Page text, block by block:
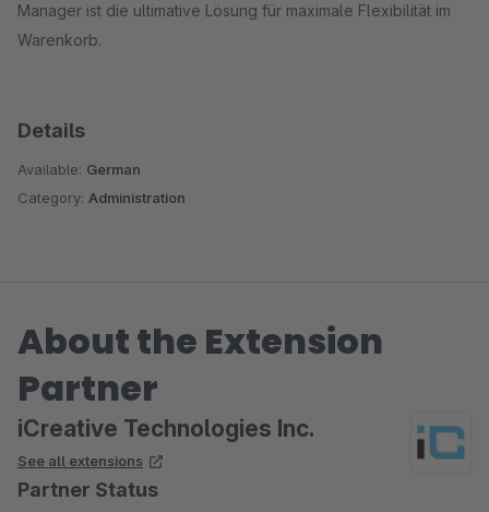
Manager ist die ultimative Lösung für maximale Flexibilität im
Warenkorb.
Details
Available: German
Category: Administration
About the Extension
Partner
iCreative Technologies Inc.
See all extensions
Partner Status